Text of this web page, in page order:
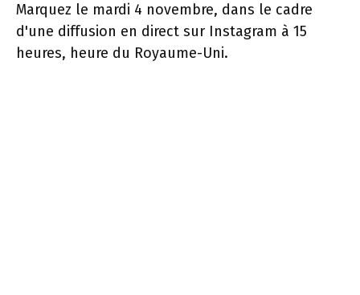
Marquez le mardi 4 novembre, dans le cadre
d'une diffusion en direct sur Instagram à 15
heures, heure du Royaume-Uni.